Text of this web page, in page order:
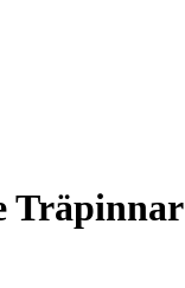
Träpinnar